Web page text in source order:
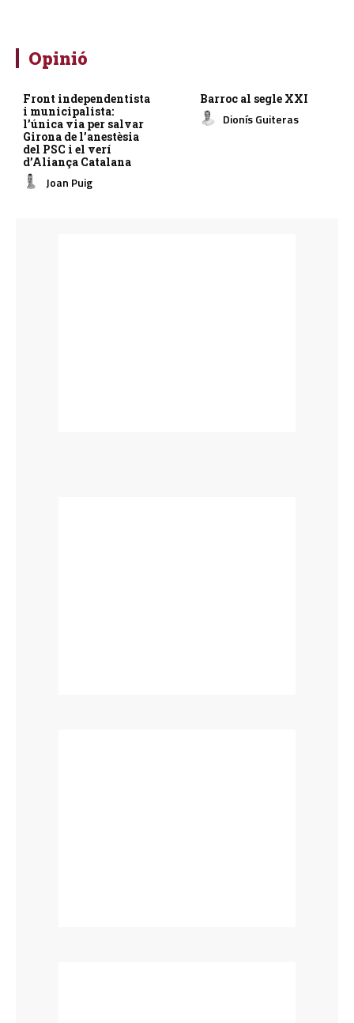
Opinió
Front independentista
i municipalista:
l’única via per salvar
Girona de l’anestèsia
del PSC i el verí
d’Aliança Catalana
Joan Puig
Barroc al segle XXI
Dionís Guiteras